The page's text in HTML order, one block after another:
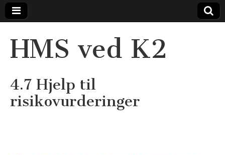
HMS ved K2
4.7 Hjelp til
risikovurderinger